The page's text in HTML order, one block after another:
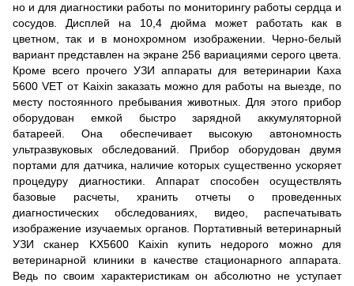
но и для диагностики работы по мониторингу работы сердца и
сосудов. Дисплей на 10,4 дюйма может работать как в
цветном, так и в монохромном изображении. Черно-белый
вариант представлен на экране 256 вариациями серого цвета.
Кроме всего прочего УЗИ аппараты для ветеринарии Каха
5600 VET от Kaixin заказать можно для работы на выезде, по
месту постоянного пребывания животных. Для этого прибор
оборудован емкой быстро зарядной аккумуляторной
батареей. Она обеспечивает высокую автономность
ультразвуковых обследований. Прибор оборудован двумя
портами для датчика, наличие которых существенно ускоряет
процедуру диагностики. Аппарат способен осуществлять
базовые расчеты, хранить отчеты о проведенных
диагностических обследованиях, видео, распечатывать
изображение изучаемых органов. Портативный ветеринарный
УЗИ сканер KX5600 Kaixin купить недорого можно для
ветеринарной клиники в качестве стационарного аппарата.
Ведь по своим характеристикам он абсолютно не уступает